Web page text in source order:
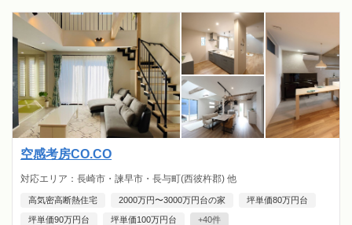
空感考房CO.CO
対応エリア：長崎市・諫早市・長与町(西彼杵郡) 他
高気密高断熱住宅 2000万円〜3000万円台の家 坪単価80万円台
坪単価90万円台 坪単価100万円台 +40件